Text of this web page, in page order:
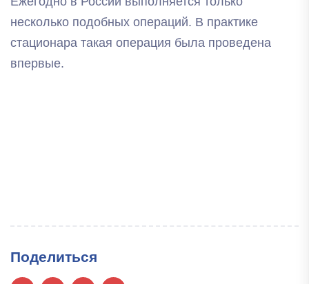
несколько подобных операций. В практике
стационара такая операция была проведена
впервые.
Поделиться